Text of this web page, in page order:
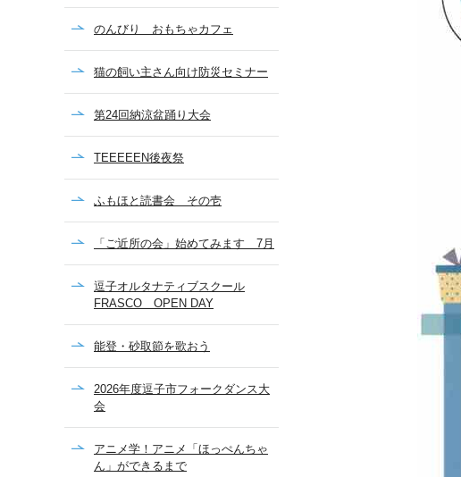
のんびり おもちゃカフェ
猫の飼い主さん向け防災セミナー
第24回納涼盆踊り大会
TEEEEEN後夜祭
ふもほと読書会 その壱
「ご近所の会」始めてみます 7月
逗子オルタナティブスクール
FRASCO OPEN DAY
能登・砂取節を歌おう
2026年度逗子市フォークダンス大
会
アニメ学！アニメ「ほっぺんちゃ
ん」ができるまで